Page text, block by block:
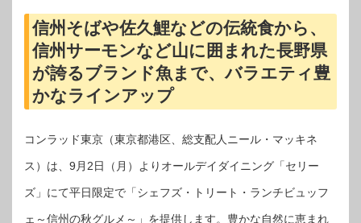
信州そばや佐久鯉などの伝統食から、
信州サーモンなど山に囲まれた長野県
が誇るブランド魚まで、バラエティ豊
かなラインアップ
コンラッド東京（東京都港区、総支配人ニール・マッキネ
ス）は、9月2日（月）よりオールデイダイニング「セリー
ズ」にて平日限定で「シェフズ・トリート・ランチビュッフ
ェ～信州の秋グルメ～」を提供します。豊かな自然に恵まれ